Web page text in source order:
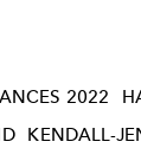
2022
KENDALL-